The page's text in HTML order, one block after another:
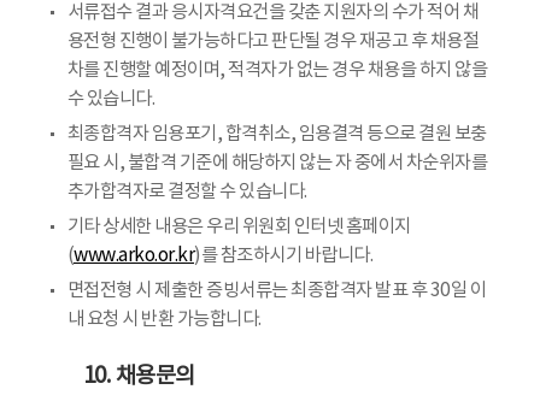
서류접수 결과 응시자격요건을 갖춘 지원자의 수가 적어 채
용전형 진행이 불가능하다고 판단될 경우 재공고 후 채용절
차를 진행할 예정이며, 적격자가 없는 경우 채용을 하지 않을
수 있습니다.
최종합격자 임용포기, 합격취소, 임용결격 등으로 결원 보충
필요 시, 불합격 기준에 해당하지 않는 자 중에서 차순위자를
추가합격자로 결정할 수 있습니다.
기타 상세한 내용은 우리 위원회 인터넷 홈페이지
(www.arko.or.kr)를 참조하시기 바랍니다.
면접전형 시 제출한 증빙서류는 최종합격자 발표 후 30일 이
내 요청 시 반환 가능합니다.
10. 채용문의